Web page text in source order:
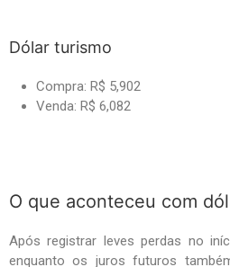
Dólar turismo
Compra: R$ 5,902
Venda: R$ 6,082
O que aconteceu com
Após registrar leves perdas no
enquanto os juros futuros